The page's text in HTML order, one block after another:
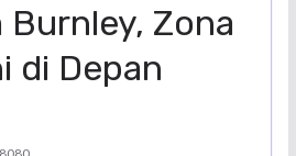
Burnley, Zona
di Depan